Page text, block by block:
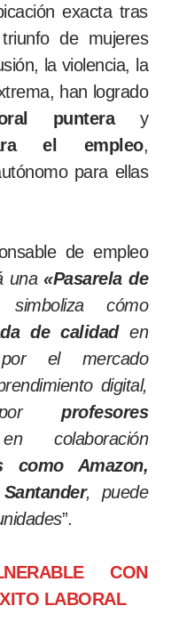
exacta tras
de mujeres
la violencia, la
han logrado
punteray
el empleo,
para ellas
de empleo
una«Pasarela de
cómo
de calidaden
el mercado
digital,
por profesores
como Amazon,
, puede
”.
CON
LABORAL